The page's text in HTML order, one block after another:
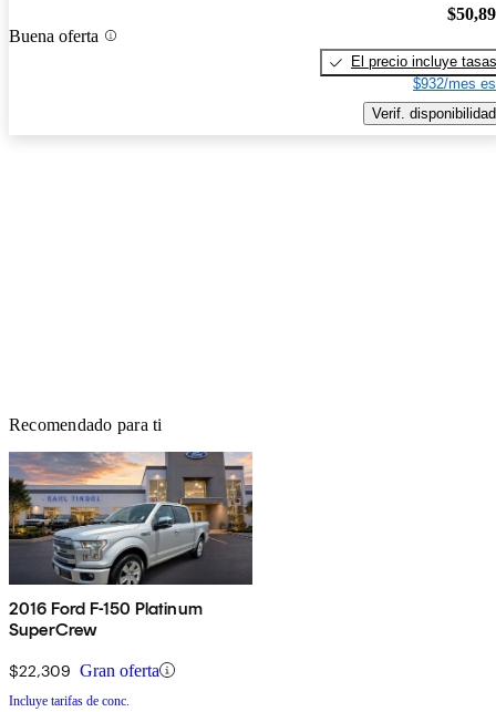
Buena oferta
El precio incluye tasas
$932/mes
Verif. disponibilidad
Recomendado para ti
2016 Ford F-150 Platinum
SuperCrew
$22,309 Gran oferta
Incluye tarifas de conc.